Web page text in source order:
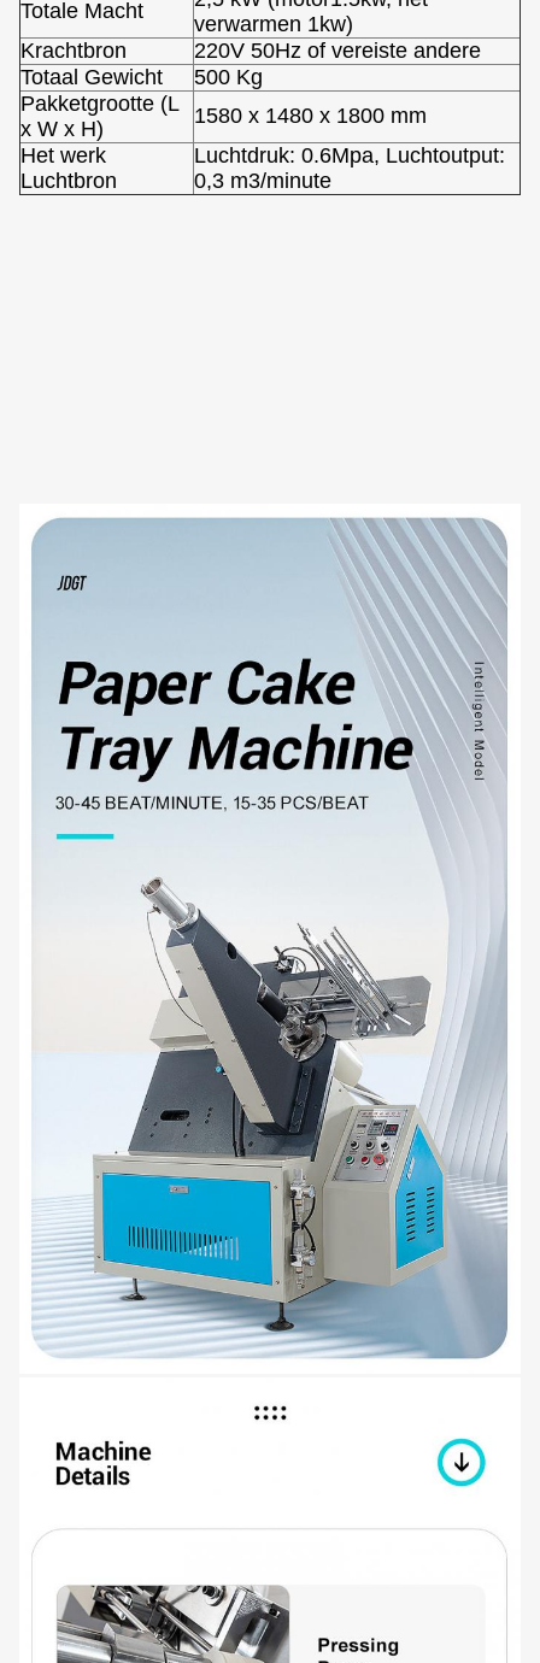
Totale Macht
verwarmen 1kw)
Krachtbron
220V 50Hz of vereiste andere
Totaal Gewicht
500 Kg
Pakketgrootte (L
x W x H)
1580 x 1480 x 1800 mm
Het werk
Luchtbron
Luchtdruk: 0.6Mpa, Luchtoutput:
0,3 m3/minute